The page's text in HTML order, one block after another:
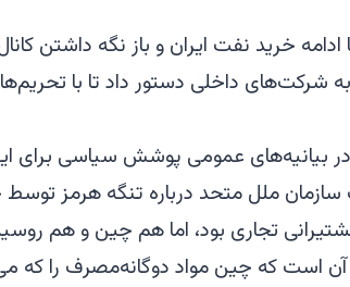
خرید نفت ایران و باز نگه داشتن
شرکت‌های داخلی دستور داد تا با
ملل متحد درباره تنگه هرمز
تجاری بود، اما هم چین و هم
است که چین مواد دوگانه‌مصرف را که